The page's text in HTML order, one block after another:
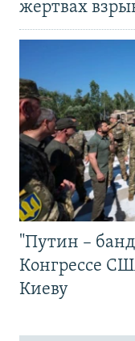
жертвах
"Путин –
Конгрессе
Киеву